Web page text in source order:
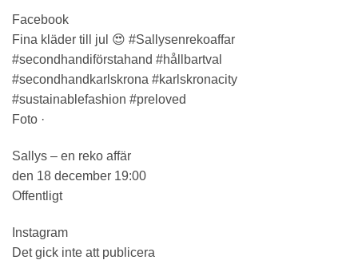
Facebook
Fina kläder till jul 😍 #Sallysenrekoaffar
#secondhandiförstahand #hållbartval
#secondhandkarlskrona #karlskronacity
#sustainablefashion #preloved
Foto ·
Sallys – en reko affär
den 18 december 19:00
Offentligt
Instagram
Det gick inte att publicera